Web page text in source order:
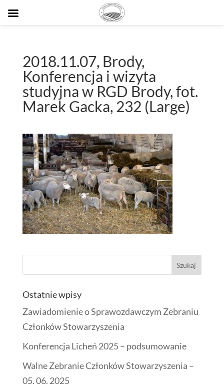
2018.11.07, Brody,
Konferencja i wizyta
studyjna w RGD Brody, fot.
Marek Gacka, 232 (Large)
Ostatnie wpisy
Zawiadomienie o Sprawozdawczym Zebraniu
Członków Stowarzyszenia
Konferencja Licheń 2025 – podsumowanie
Walne Zebranie Członków Stowarzyszenia –
05. 06. 2025